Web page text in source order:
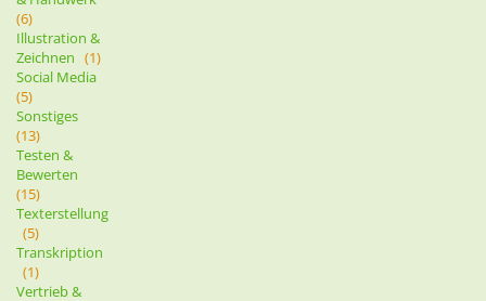
(6)
Illustration &
Zeichnen (1)
Social Media
(5)
Sonstiges
(13)
Testen &
Bewerten
(15)
Texterstellung
(5)
Transkription
(1)
Vertrieb &